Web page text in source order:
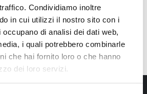
Condividiamo inoltre
in cui utilizzi il nostro sito con i
di analisi dei dati web,
i quali potrebbero combinarle
che hai fornito loro o che hanno
dei loro servizi.